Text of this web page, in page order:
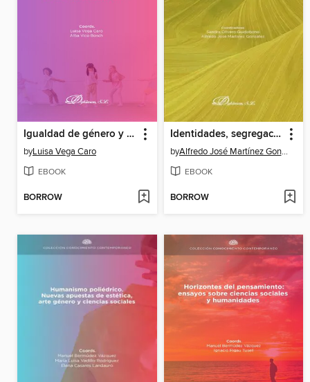
Igualdad de género y atención a la diversidad
byLuisa Vega Caro
EBOOK
BORROW
Identidades, segregación, vulnerabilidad
by Alfredo José Martínez González
EBOOK
BORROW